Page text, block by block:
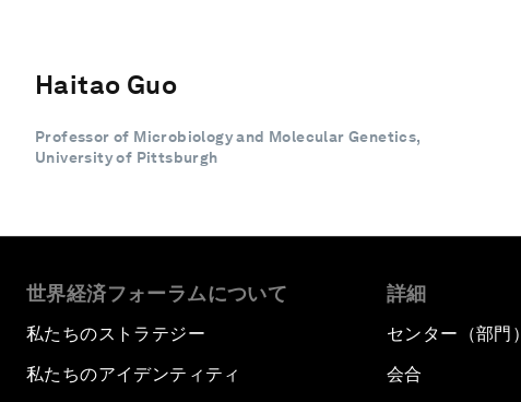
Haitao Guo
Professor of Microbiology and Molecular Genetics,
University of Pittsburgh
世界経済フォーラムについて
私たちのストラテジー
私たちのアイデンティティ
詳細
センター（部門）
会合